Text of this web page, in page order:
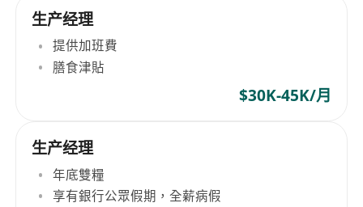
生产经理
提供加班費
膳食津貼
$30K-45K/月
生产经理
年底雙糧
享有銀行公眾假期，全薪病假